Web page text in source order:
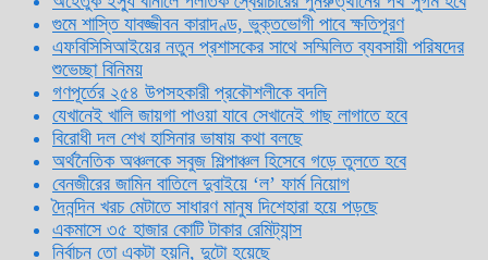
গুমে শাস্তি যাবজ্জীবন কারাদণ্ড, ভুক্তভোগী পাবে ক্ষতিপূরণ
এফবিসিসিআইয়ের নতুন প্রশাসকের সাথে সম্মিলিত ব্যবসায়ী পরিষদের
শুভেচ্ছা বিনিময়
গণপূর্তের ২৫৪ উপসহকারী প্রকৌশলীকে বদলি
যেখানেই খালি জায়গা পাওয়া যাবে সেখানেই গাছ লাগাতে হবে
বিরোধী দল শেখ হাসিনার ভাষায় কথা বলছে
অর্থনৈতিক অঞ্চলকে সবুজ শিল্পাঞ্চল হিসেবে গড়ে তুলতে হবে
বেনজীরের জামিন বাতিলে দুবাইয়ে ‌‘ল’ ফার্ম নিয়োগ
দৈনন্দিন খরচ মেটাতে সাধারণ মানুষ দিশেহারা হয়ে পড়ছে
একমাসে ৩৫ হাজার কোটি টাকার রেমিট্যান্স
নির্বাচন তো একটা হয়নি, দুটো হয়েছে